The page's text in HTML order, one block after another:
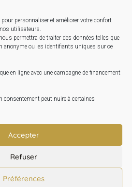
pour personnaliser et améliorer votre confort
utilisateurs.
permettra de traiter des données telles que
anonyme ou les identifiants uniques sur ce
en ligne avec une campagne de financement
consentement peut nuire à certaines
Accepter
Refuser
Préférences
» du 19 Sept au 29 Nov.
: Le 17 Oct. 2026
service de la santé mentale –